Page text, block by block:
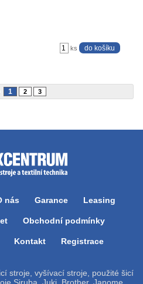
ks
1 2 3
nás Garance Leasing
Obchodní podmínky
Kontakt Registrace
stroje, vyšívací stroje, použité šicí
Siruba, Juki, Brother, Janome,